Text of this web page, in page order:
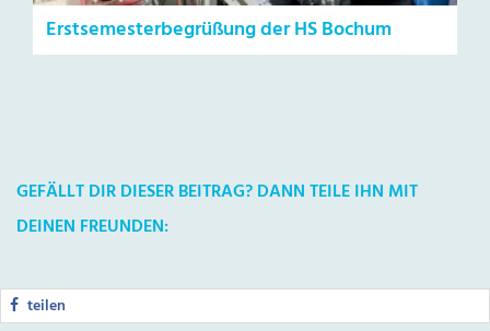
Erstsemesterbegrüßung der HS Bochum
GEFÄLLT DIR DIESER BEITRAG? DANN TEILE IHN MIT
DEINEN FREUNDEN:
teilen